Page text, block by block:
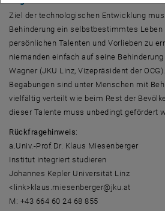
Ziel der technologischen Entwicklung
Behinderung ein selbstbestimmtes Leben
persönlichen Talenten und Vorlieben zu
niemanden einfach auf seine
Wagner (JKU Linz, Vizepräsident der
Begabungen sind unter Menschen mit
vielfältig verteilt wie beim Rest der
dieser Talente muss unbedingt gefördert
Rückfragehinweis:
a.Univ.-Prof.Dr. Klaus Miesenberger
Institut integriert studieren
Johannes Kepler Universität Linz
<link>klaus.miesenberger@jku.at
M: +43 664 60 24 68 855